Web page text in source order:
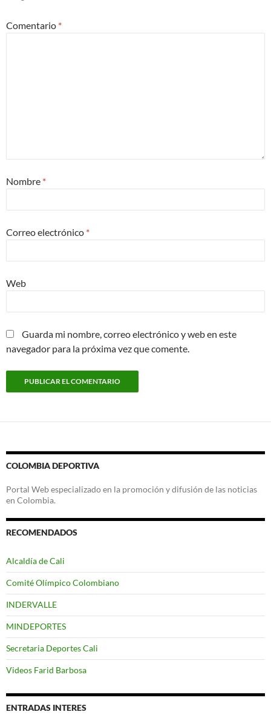
Comentario *
Nombre *
Correo electrónico *
Web
Guarda mi nombre, correo electrónico y web en este
navegador para la próxima vez que comente.
COLOMBIA DEPORTIVA
Portal Web especializado en la promoción y difusión de las noticias
en Colombia.
RECOMENDADOS
Alcaldía de Cali
Comité Olímpico Colombiano
INDERVALLE
MINDEPORTES
Secretaria Deportes Cali
Videos Farid Barbosa
ENTRADAS INTERES